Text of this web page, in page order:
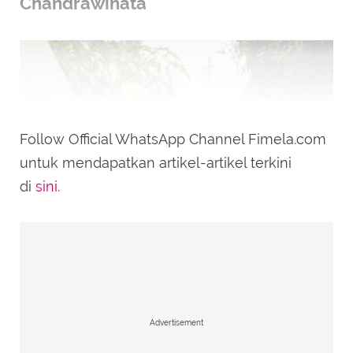
Follow Official WhatsApp Channel Fimela.com
untuk mendapatkan artikel-artikel terkini
di sini.
Advertisement